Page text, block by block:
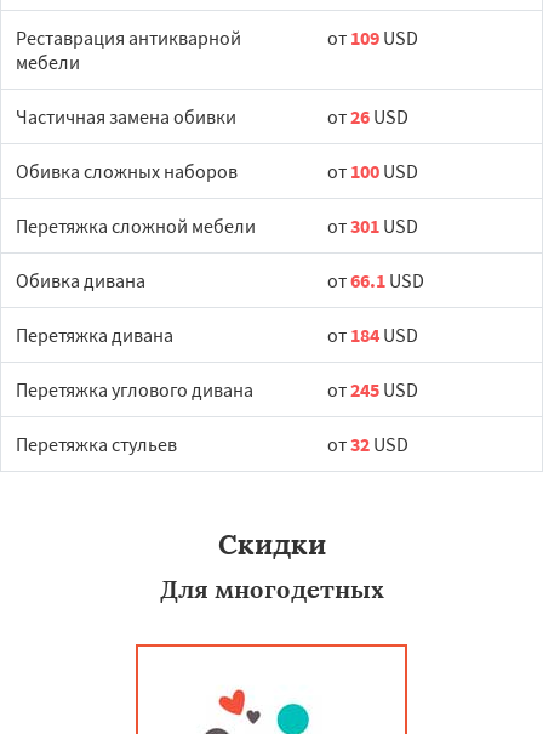
Реставрация антикварной
мебели
от 109 USD
Частичная замена обивки от26 USD
Обивка сложных наборов от 100 USD
Перетяжка сложной мебели от301 USD
Обивка дивана от66.1 USD
Перетяжка дивана от 184 USD
Перетяжка углового дивана от245 USD
Перетяжка стульев от32 USD
Скидки
Для многодетных